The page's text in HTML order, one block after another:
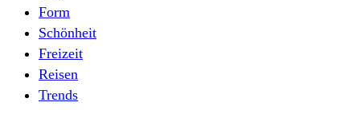
Form
Schönheit
Freizeit
Reisen
Trends